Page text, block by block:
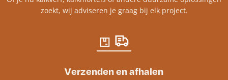
zoekt, wij adviseren je graag bij elk project.​
Verzenden en afhalen